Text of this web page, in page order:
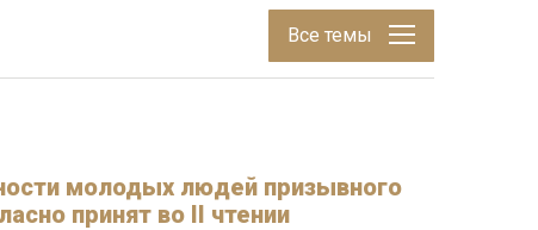
Все темы
молодых людей призывного
принят во II чтении